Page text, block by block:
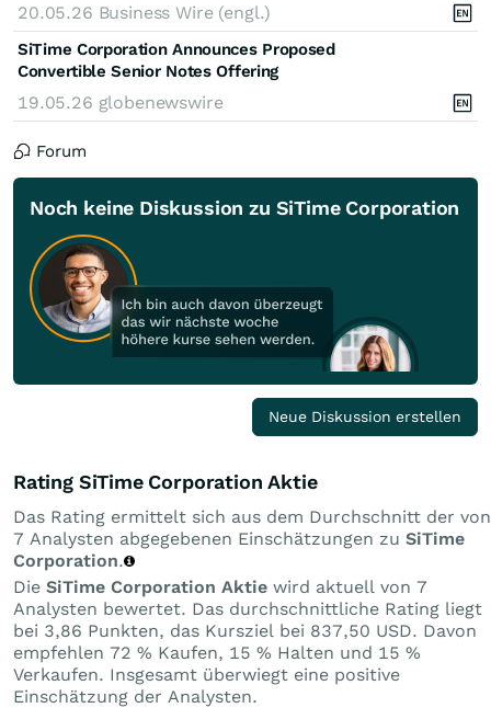
20.05.26 Business Wire (engl.)
SiTime Corporation Announces Proposed
Convertible Senior Notes Offering
19.05.26 globenewswire
Forum
Noch keine Diskussion zu SiTime Corporation
Neue Diskussion erstellen
Rating SiTime Corporation Aktie
Das Rating ermittelt sich aus dem Durchschnitt der von
7 Analysten abgegebenen Einschätzungen zu SiTime
Corporation.
Die SiTime Corporation Aktie wird aktuell von 7
Analysten bewertet. Das durchschnittliche Rating liegt
bei 3,86 Punkten, das Kursziel bei 837,50 USD. Davon
empfehlen 72 % Kaufen, 15 % Halten und 15 %
Verkaufen. Insgesamt überwiegt eine positive
Einschätzung der Analysten.